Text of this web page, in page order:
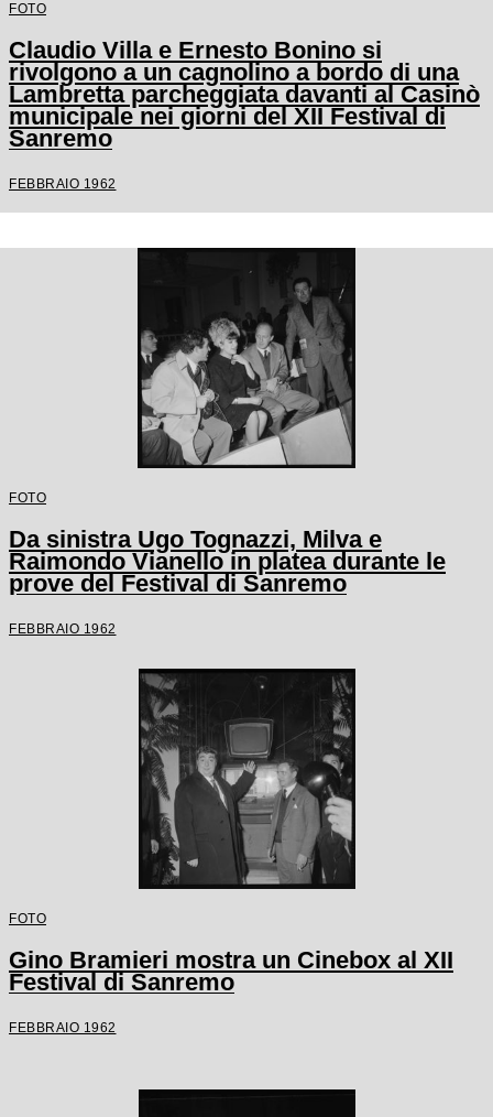
FOTO
Claudio Villa e Ernesto Bonino si
rivolgono a un cagnolino a bordo di una
Lambretta parcheggiata davanti al Casinò
municipale nei giorni del XII Festival di
Sanremo
FEBBRAIO 1962
FOTO
Da sinistra Ugo Tognazzi, Milva e
Raimondo Vianello in platea durante le
prove del Festival di Sanremo
FEBBRAIO 1962
FOTO
Gino Bramieri mostra un Cinebox al XII
Festival di Sanremo
FEBBRAIO 1962